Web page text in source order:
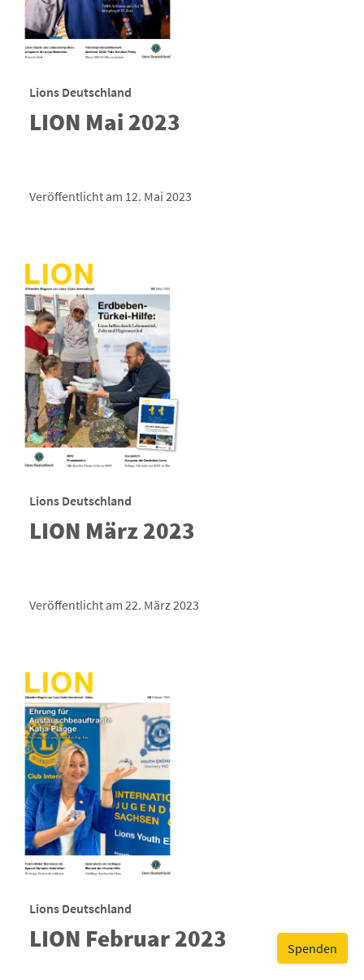
Spenden
Lions Deutschland
LION Mai 2023
Veröffentlicht am 12. Mai 2023
Lions Deutschland
LION März 2023
Veröffentlicht am 22. März 2023
Lions Deutschland
LION Februar 2023